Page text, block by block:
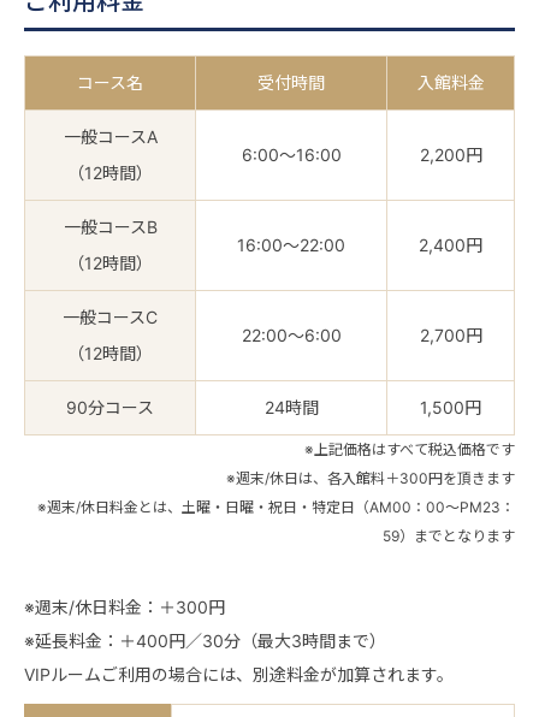
コース名 受付時間 入館料金
一般コースA
（12時間）
6:00〜16:00 2,200円
一般コースB
（12時間）
16:00〜22:00 2,400円
一般コースC
（12時間）
22:00〜6:00 2,700円
90分コース 24時間 1,500円
※上記価格はすべて税込価格です
※週末/休日は、各入館料＋300円を頂きます
※週末/休日料金とは、土曜・日曜・祝日・特定日（AM00：00～PM23：
59）までとなります
※週末/休日料金：＋300円
※延長料金：＋400円／30分（最大3時間まで）
VIPルームご利用の場合には、別途料金が加算されます。